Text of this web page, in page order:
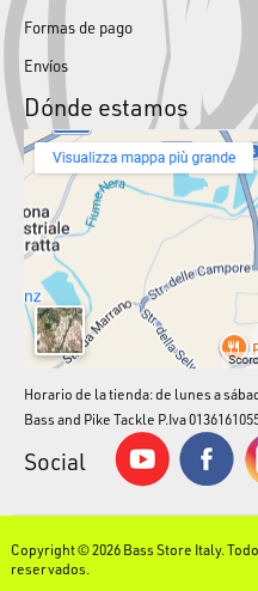
Formas de pago
Envíos
Dónde estamos
Horario de la tienda: de lunes a
Bass and Pike Tackle P.Iva
Social
Copyright © 2026 Bass Store Italy.
reservados.